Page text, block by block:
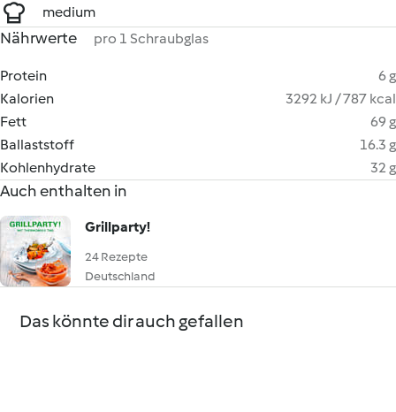
medium
Nährwerte pro 1 Schraubglas
Protein
6 g
Kalorien
3292 kJ / 787 kcal
Fett
69 g
Ballaststoff
16.3 g
Kohlenhydrate
32 g
Auch enthalten in
Grillparty!
24 Rezepte
Deutschland
Das könnte dir auch gefallen